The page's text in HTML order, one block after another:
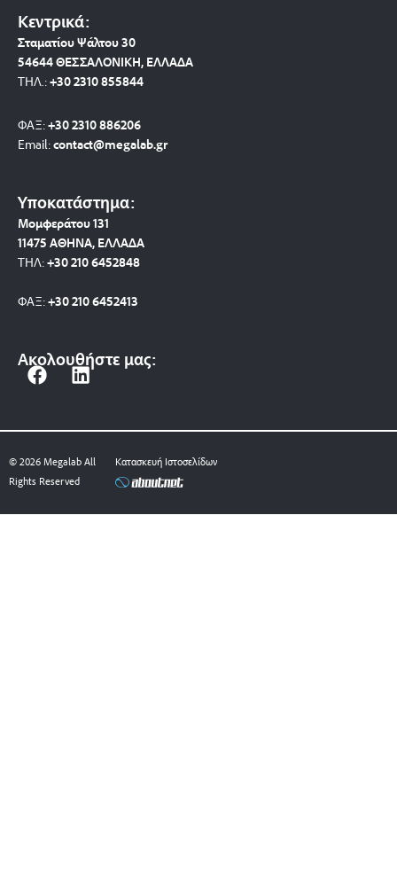
Κεντρικά:
Σταματίου Ψάλτου 30
54644 ΘΕΣΣΑΛΟΝΙΚΗ, ΕΛΛΑΔΑ
ΤΗΛ.:+30 2310 855844
ΦΑΞ:+30 2310 886206
Email:contact@megalab.gr
Υποκατάστημα:
Μομφεράτου 131
11475 ΑΘΗΝΑ, ΕΛΛΑΔΑ
ΤΗΛ:+30 210 6452848
ΦΑΞ:+30 210 6452413
Ακολουθήστε μας:
F
e
b
o
k
L
k
e
d
n
© 2026 Megalab All
Rights Reserved
Κατασκευή Ιστοσελίδων